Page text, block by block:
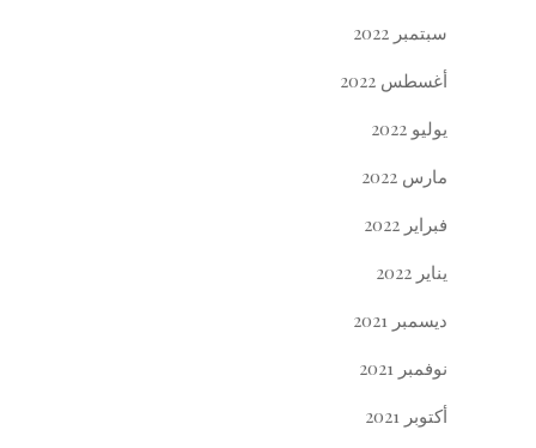
سبتمبر 2022
أغسطس 2022
يوليو 2022
مارس 2022
فبراير 2022
يناير 2022
ديسمبر 2021
نوفمبر 2021
أكتوبر 2021